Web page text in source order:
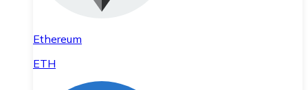
Ethereum
ETH